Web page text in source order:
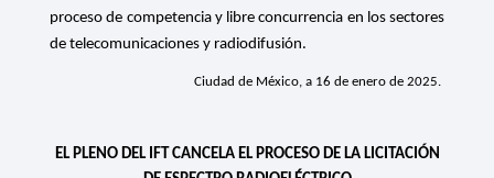
proceso de competencia y libre concurrencia en los sectores
de telecomunicaciones y radiodifusión.
Ciudad de México, a 16 de enero de 2025.
EL PLENO DEL IFT CANCELA EL PROCESO DE LA LICITACIÓN